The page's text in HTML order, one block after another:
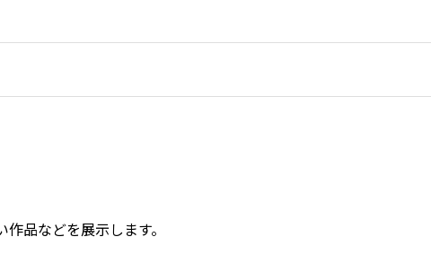
品などを展示します。